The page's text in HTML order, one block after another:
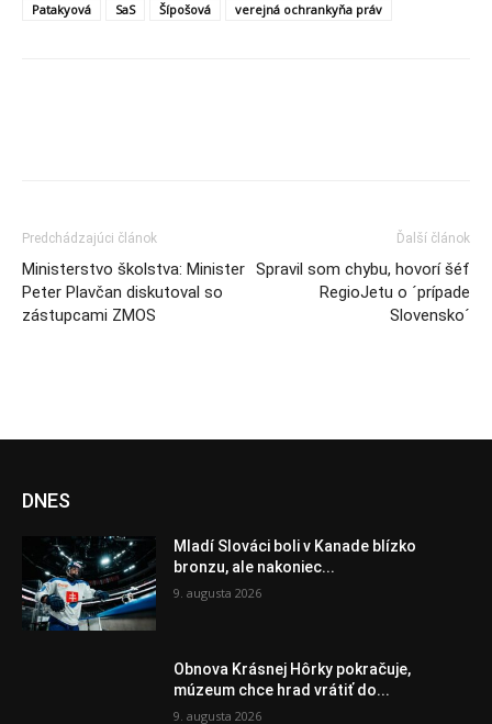
Patakyová
SaS Šípošová verejná ochrankyňa práv
Predchádzajúci článok
Ministerstvo školstva: Minister
Peter Plavčan diskutoval so
zástupcami ZMOS
Ďalší článok
Spravil som chybu, hovorí šéf
RegioJetu o ´prípade
Slovensko´
DNES
Mladí Slováci boli v Kanade blízko
bronzu, ale nakoniec...
9. augusta 2026
Obnova Krásnej Hôrky pokračuje,
múzeum chce hrad vrátiť do...
9. augusta 2026